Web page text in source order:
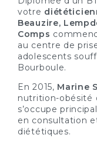
votre
Beauzire,
Comps
au centre de
adolescents
Bourboule.
En 2015, Marine
nutrition-obésité
s’occupe
en consultation
diététiques.